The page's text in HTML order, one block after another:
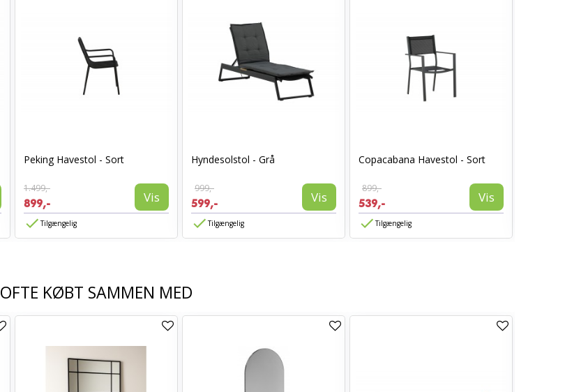
Peking Havestol - Sort
1.499,-
899,- Vis
Tilgængelig
Hyndesolstol - Grå
999,-
599,- Vis
Tilgængelig
Copacabana Havestol - Sort
899,-
539,- Vis
Tilgængelig
OFTE KØBT SAMMEN MED